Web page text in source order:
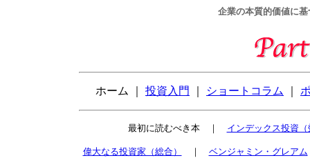
企業の本質的価値に
ホーム ｜ 投資入門 ショートコラム
最初に読むべき本 ｜ インデックス投資
偉大なる投資家（総合） ｜ ベンジャミン・グレアム